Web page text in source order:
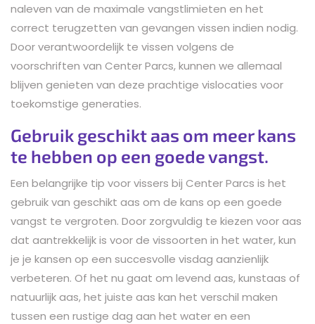
naleven van de maximale vangstlimieten en het
correct terugzetten van gevangen vissen indien nodig.
Door verantwoordelijk te vissen volgens de
voorschriften van Center Parcs, kunnen we allemaal
blijven genieten van deze prachtige vislocaties voor
toekomstige generaties.
Gebruik geschikt aas om meer kans
te hebben op een goede vangst.
Een belangrijke tip voor vissers bij Center Parcs is het
gebruik van geschikt aas om de kans op een goede
vangst te vergroten. Door zorgvuldig te kiezen voor aas
dat aantrekkelijk is voor de vissoorten in het water, kun
je je kansen op een succesvolle visdag aanzienlijk
verbeteren. Of het nu gaat om levend aas, kunstaas of
natuurlijk aas, het juiste aas kan het verschil maken
tussen een rustige dag aan het water en een